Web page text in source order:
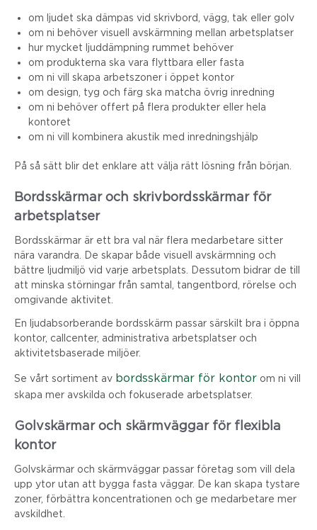
om ljudet ska dämpas vid skrivbord, vägg, tak eller golv
om ni behöver visuell avskärmning mellan arbetsplatser
hur mycket ljuddämpning rummet behöver
om produkterna ska vara flyttbara eller fasta
om ni vill skapa arbetszoner i öppet kontor
om design, tyg och färg ska matcha övrig inredning
om ni behöver offert på flera produkter eller hela
kontoret
om ni vill kombinera akustik med inredningshjälp
På så sätt blir det enklare att välja rätt lösning från början.
Bordsskärmar och skrivbordsskärmar för
arbetsplatser
Bordsskärmar är ett bra val när flera medarbetare sitter
nära varandra. De skapar både visuell avskärmning och
bättre ljudmiljö vid varje arbetsplats. Dessutom bidrar de till
att minska störningar från samtal, tangentbord, rörelse och
omgivande aktivitet.
En ljudabsorberande bordsskärm passar särskilt bra i öppna
kontor, callcenter, administrativa arbetsplatser och
aktivitetsbaserade miljöer.
Se vårt sortiment av bordsskärmar för kontor om ni vill
skapa mer avskilda och fokuserade arbetsplatser.
Golvskärmar och skärmväggar för flexibla
kontor
Golvskärmar och skärmväggar passar företag som vill dela
upp ytor utan att bygga fasta väggar. De kan skapa tystare
zoner, förbättra koncentrationen och ge medarbetare mer
avskildhet.